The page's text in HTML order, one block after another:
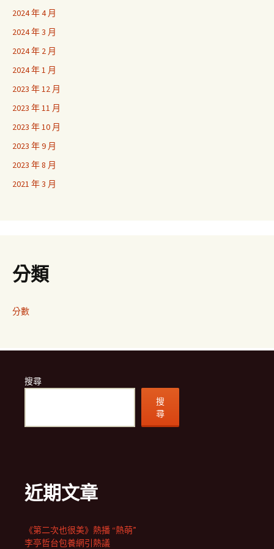
2024 年 4 月
2024 年 3 月
2024 年 2 月
2024 年 1 月
2023 年 12 月
2023 年 11 月
2023 年 10 月
2023 年 9 月
2023 年 8 月
2021 年 3 月
分類
分數
搜尋
搜
尋
近期文章
《第二次也很美》熱播 “熱萌”
李亭哲台包養網引熱議